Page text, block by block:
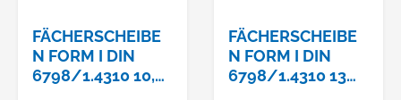
FÄCHERSCHEIBE
N FORM I DIN
6798/1.4310 10,5
FÄCHERSCHEIBE
N FORM I DIN
6798/1.4310 13